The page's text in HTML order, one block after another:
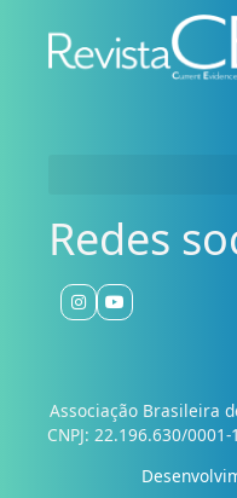
Redes
Associação Brasileira
CNPJ: 22.196.630/